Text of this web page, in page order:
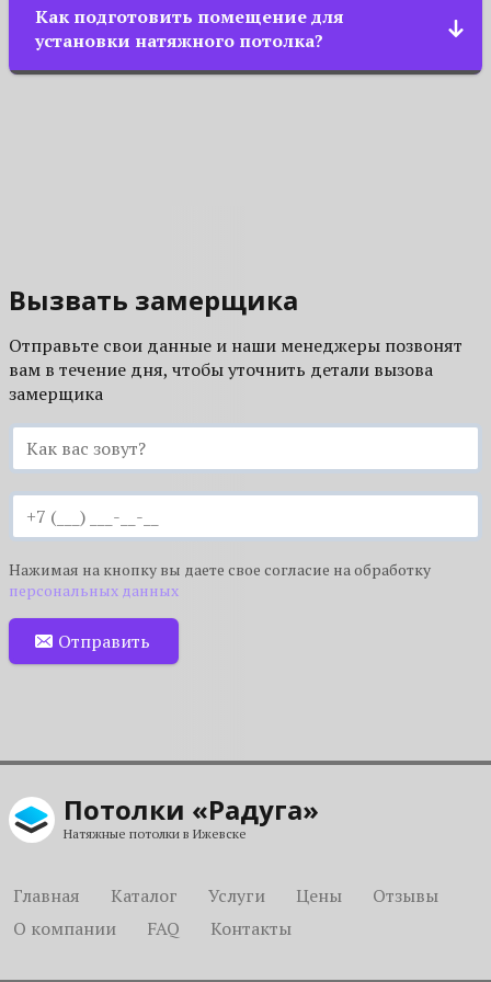
натяжной потолочной конструкции. Поэтому
после окончания ремонта вы сможете отмечать
дома любые праздники, ни в чем себе не
получить у менеджера по телефону или
посмотреть в разделе «Акции».
Как подготовить помещение для
установки натяжного потолка?
Вызвать замерщика
Отправьте свои данные и наши менеджеры позвонят
вам в течение дня, чтобы уточнить детали вызова
замерщика
Нажимая на кнопку вы даете свое согласие на обработку
персональных данных
Отправить
Потолки «Радуга»
Натяжные потолки в Ижевске
Главная Каталог Услуги Цены
Отзывы
О компании
FAQ Контакты